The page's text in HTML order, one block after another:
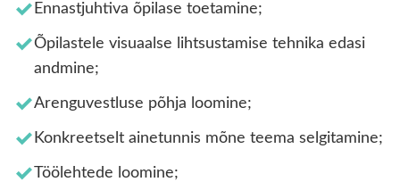
Ennastjuhtiva õpilase toetamine;
Õpilastele visuaalse lihtsustamise tehnika edasi
andmine;
Arenguvestluse põhja loomine;
Konkreetselt ainetunnis mõne teema selgitamine;
Töölehtede loomine;